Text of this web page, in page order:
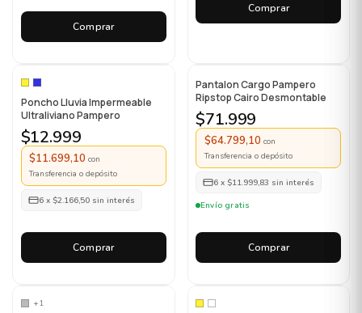
Comprar
Comprar
Poncho Lluvia Impermeable
Ultraliviano Pampero
$12.999
$11.699,10 con
Transferencia o depósito
6 x $2.166,50 sin interés
Comprar
Pantalon Cargo Pampero
Ripstop Cairo Desmontable
$71.999
$64.799,10 con
Transferencia o depósito
6 x $11.999,83 sin interés
Envío gratis
Comprar
+1